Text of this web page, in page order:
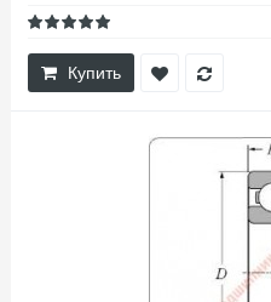
Купить